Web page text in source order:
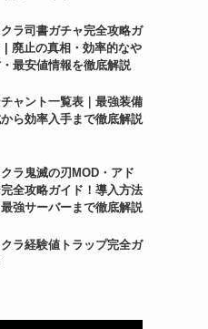
）ラ司書ガチャ完全攻略ガ
| 廃止の真相・効率的なや
最安値情報を徹底解説
forゲーム）
ャント一覧表｜最強装備
ら効率入手まで徹底解説
）ラ鬼滅の刃MOD・アド
全攻略ガイド！導入方法
強サーバーまで徹底解説
forゲーム）
ラ経験値トラップ完全ガ